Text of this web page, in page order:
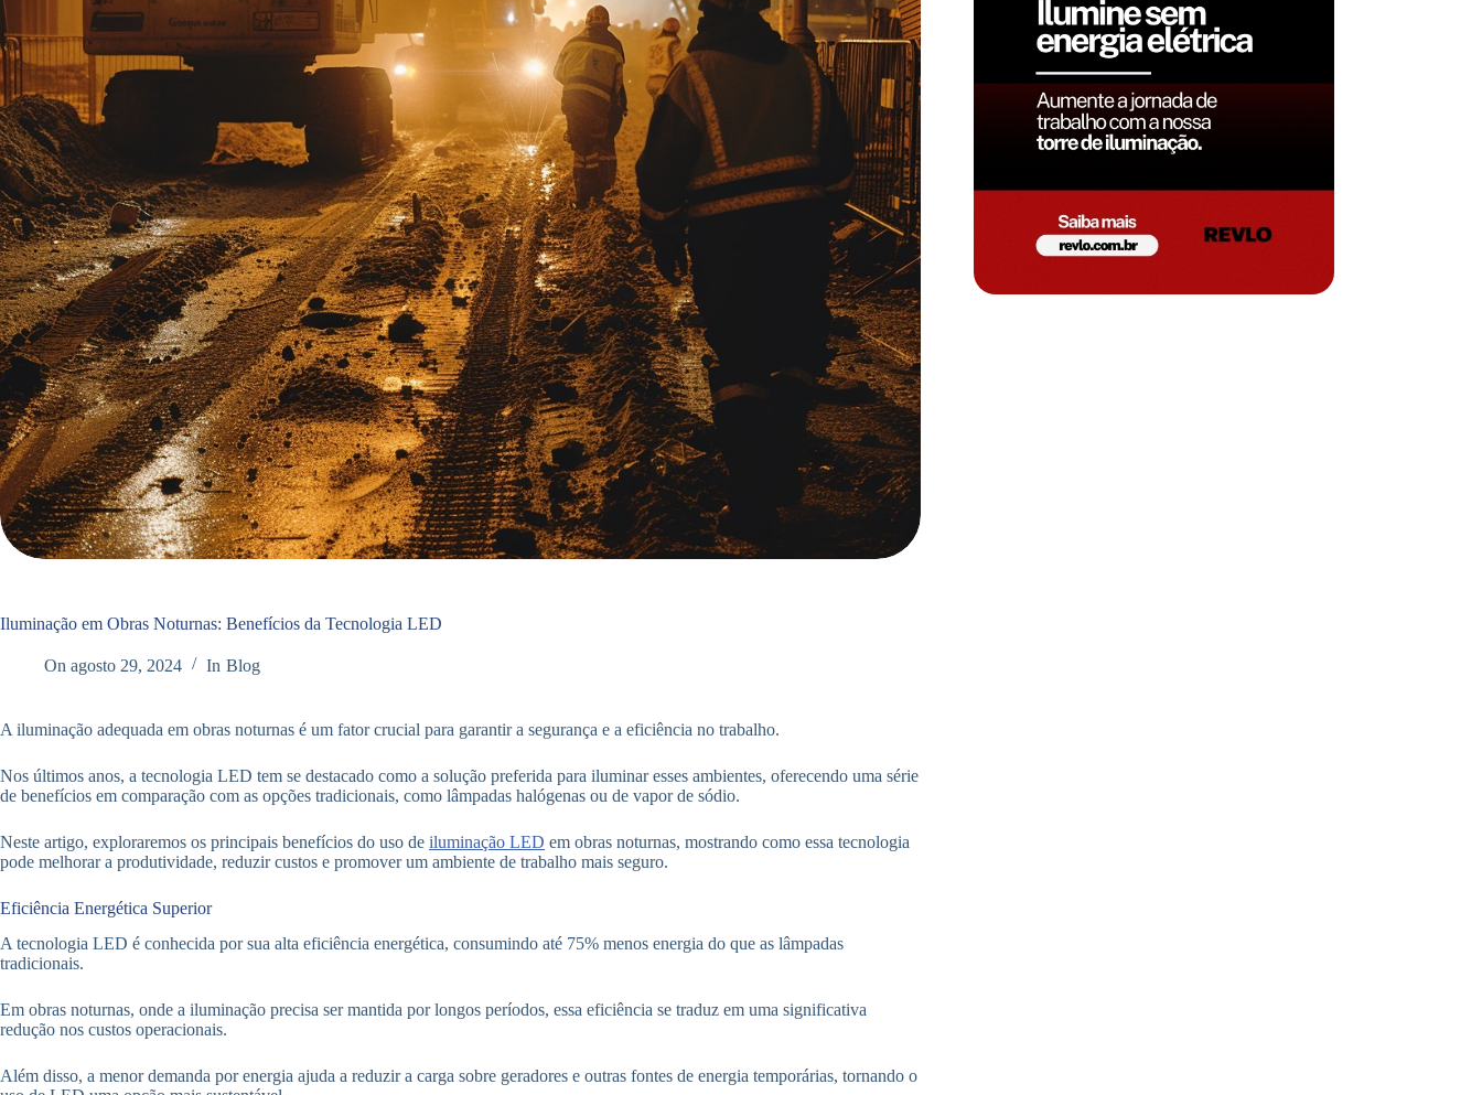
Iluminação em Obras Noturnas: Benefícios da Tecnologia LED
On agosto 29, 2024 In Blog
A iluminação adequada em obras noturnas é um fator crucial para garantir a segurança e a eficiência no trabalho.
Nos últimos anos, a tecnologia LED tem se destacado como a solução preferida para iluminar esses ambientes, oferecendo uma série
de benefícios em comparação com as opções tradicionais, como lâmpadas halógenas ou de vapor de sódio.
Neste artigo, exploraremos os principais benefícios do uso de iluminação LED em obras noturnas, mostrando como essa tecnologia
pode melhorar a produtividade, reduzir custos e promover um ambiente de trabalho mais seguro.
Eficiência Energética Superior
A tecnologia LED é conhecida por sua alta eficiência energética, consumindo até 75% menos energia do que as lâmpadas
tradicionais.
Em obras noturnas, onde a iluminação precisa ser mantida por longos períodos, essa eficiência se traduz em uma significativa
redução nos custos operacionais.
Além disso, a menor demanda por energia ajuda a reduzir a carga sobre geradores e outras fontes de energia temporárias, tornando o